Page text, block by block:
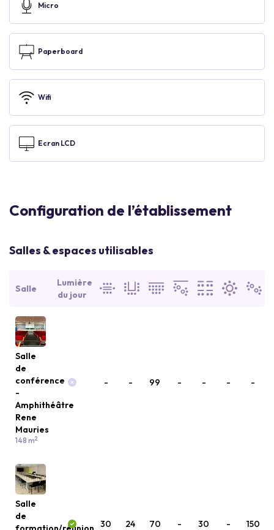
Micro
Paperboard
Wifi
Ecran LCD
Configuration de l’établissement
Salles & espaces utilisables
Salle
Lumière
du jour
Salle
de
conférence
-
Amphithéâtre
Rene
Mauries
148 m2
- - 99 - - - -
Salle
de
30 24 70 - 30 - 150